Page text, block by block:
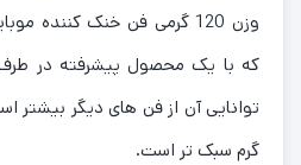
که با یک محصول پیشرفته در
گرم سبک تر است.